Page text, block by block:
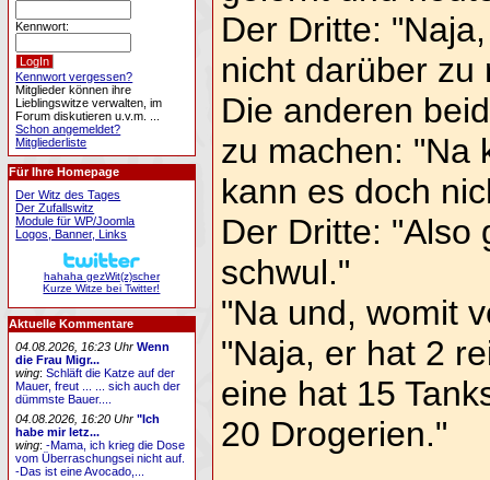
Der Dritte:
nicht darüber zu
Die anderen
zu machen: "Na
kann es doch
Der Dritte: "Also
schwul."
"Na und, womit
"Naja, er hat 2
eine hat 15
20 Drogerien."
Kennwort:
Kennwort vergessen?
Mitglieder können ihre
Lieblingswitze verwalten, im
Forum diskutieren u.v.m. ...
Schon angemeldet?
Mitgliederliste
Für Ihre Homepage
Der Witz des Tages
Der Zufallswitz
Module für WP/Joomla
Logos, Banner, Links
hahaha gezWit(z)scher
Kurze Witze bei Twitter!
Aktuelle Kommentare
04.08.2026, 16:23 Uhr Wenn
die Frau Migr...
wing:Schläft die Katze auf der
Mauer, freut ... ... sich auch der
dümmste Bauer....
04.08.2026, 16:20 Uhr "Ich
habe mir letz...
wing:-Mama, ich krieg die Dose
vom Überraschungsei nicht auf.
-Das ist eine Avocado,...